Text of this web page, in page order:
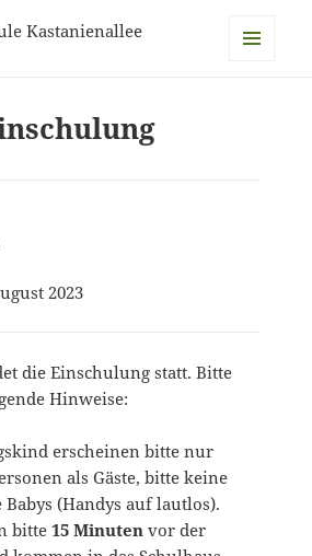
2023
die Einschulung statt. Bitte
Hinweise:
erscheinen bitte nur
als Gäste, bitte keine
(Handys auf lautlos).
bitte15 Minuten vor der